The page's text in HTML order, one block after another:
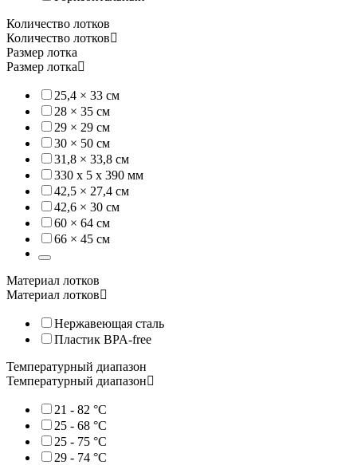
● Вместительный дегидратор, в котором можно сушить до 4,5
● До 48 часов непрерывной сушки.
Разнообразьте свой рацион с помощью дегидратора Arzia
Данный дегидратор есть в альтернативном
Дегидратор Tribest Sedona Express SD-6780 (стальные лотки)
Express SD-6780 от торгового бренда Tribest является
Дегидратор Tribest Sedona Express SD-6280 – это отличный
Оцените преимущества первой полнофункциональной
Количество лотков
Количество лотков
Размер лотка
Размер лотка
25,4 × 33 см
28 × 35 см
29 × 29 см
30 × 50 см
31,8 × 33,8 см
330 х 5 х 390 мм
42,5 × 27,4 см
42,6 × 30 см
60 × 64 см
66 × 45 см
Материал лотков
Материал лотков
Нержавеющая сталь
Пластик BPA-free
Температурный диапазон
Температурный диапазон
21 - 82 °C
25 - 68 °C
25 - 75 °C
29 - 74 °C